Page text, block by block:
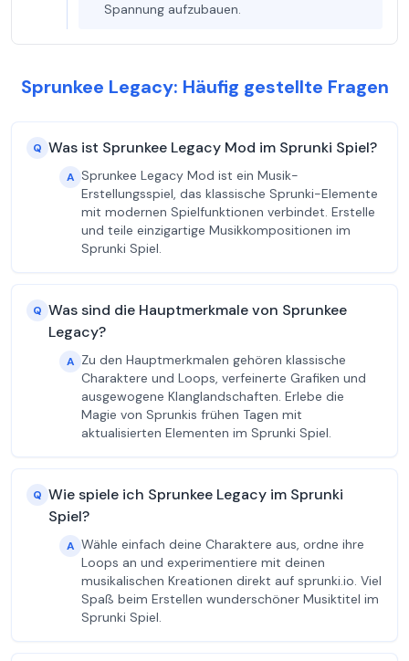
Spannung aufzubauen.
Sprunkee Legacy: Häufig gestellte Fragen
Q Was ist Sprunkee Legacy Mod im Sprunki Spiel?
A Sprunkee Legacy Mod ist ein Musik-
Erstellungsspiel, das klassische Sprunki-Elemente
mit modernen Spielfunktionen verbindet. Erstelle
und teile einzigartige Musikkompositionen im
Sprunki Spiel.
Q Was sind die Hauptmerkmale von Sprunkee
Legacy?
A Zu den Hauptmerkmalen gehören klassische
Charaktere und Loops, verfeinerte Grafiken und
ausgewogene Klanglandschaften. Erlebe die
Magie von Sprunkis frühen Tagen mit
aktualisierten Elementen im Sprunki Spiel.
Q Wie spiele ich Sprunkee Legacy im Sprunki
Spiel?
A Wähle einfach deine Charaktere aus, ordne ihre
Loops an und experimentiere mit deinen
musikalischen Kreationen direkt auf sprunki.io. Viel
Spaß beim Erstellen wunderschöner Musiktitel im
Sprunki Spiel.